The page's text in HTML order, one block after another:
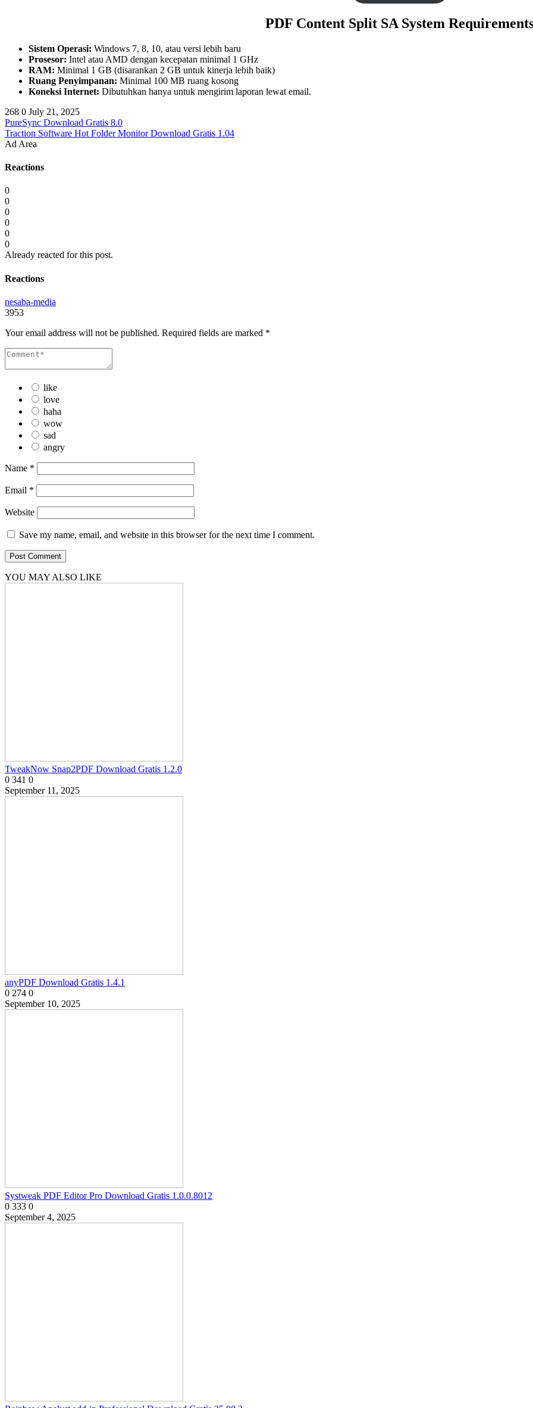
PDF Content Split SA System
Sistem Operasi: Windows 7, 8, 10, atau versi lebih baru
Prosesor: Intel atau AMD dengan kecepatan minimal 1 GHz
RAM: Minimal 1 GB (disarankan 2 GB untuk kinerja lebih baik)
Ruang Penyimpanan: Minimal 100 MB ruang kosong
Koneksi Internet: Dibutuhkan hanya untuk mengirim laporan lewat email.
268 0 July 21, 2025
PureSync Download Gratis 8.0
Traction Software Hot Folder Monitor Download Gratis 1.04
Ad Area
Reactions
0
0
0
0
0
0
Already reacted for this post.
Reactions
nesaba-media
3953
Your email address will not be published. Required fields are marked *
like
love
haha
wow
sad
angry
Name *
Email *
Website
Save my name, email, and website in this browser for the next time I comment.
YOU MAY ALSO LIKE
TweakNow Snap2PDF Download Gratis 1.2.0
0 341 0
September 11, 2025
anyPDF Download Gratis 1.4.1
0 274 0
September 10, 2025
Systweak PDF Editor Pro Download Gratis 1.0.0.8012
0 333 0
September 4, 2025